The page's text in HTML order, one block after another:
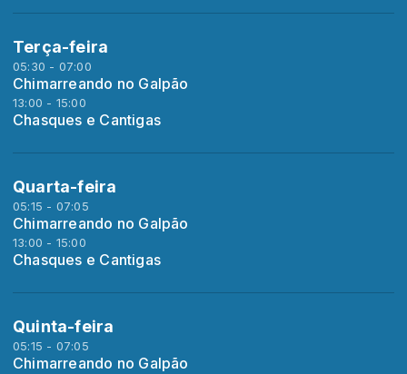
Terça-feira
05:30 - 07:00
Chimarreando no Galpão
13:00 - 15:00
Chasques e Cantigas
Quarta-feira
05:15 - 07:05
Chimarreando no Galpão
13:00 - 15:00
Chasques e Cantigas
Quinta-feira
05:15 - 07:05
Chimarreando no Galpão